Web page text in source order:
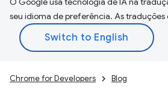
seu idioma de preferência. As traduções
Chrome for Developers Blog